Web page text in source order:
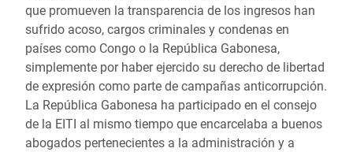
que promueven la transparencia de los ingresos han
sufrido acoso, cargos criminales y condenas en
países como Congo o la República Gabonesa,
simplemente por haber ejercido su derecho de libertad
de expresión como parte de campañas anticorrupción.
La República Gabonesa ha participado en el consejo
de la EITI al mismo tiempo que encarcelaba a buenos
abogados pertenecientes a la administración y a